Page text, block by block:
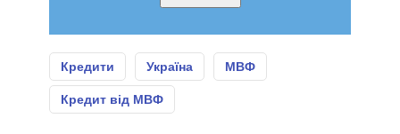
Кредити Україна МВФ
Кредит від МВФ